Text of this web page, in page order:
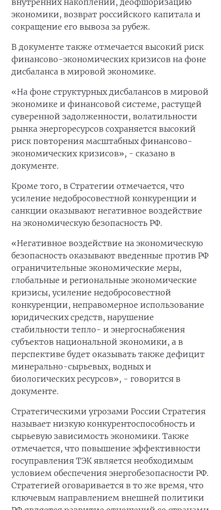
внутренних накоплений, деофшоризацию
экономики, возврат российского капитала и
сокращение его вывоза за рубеж.
В документе также отмечается высокий риск
финансово-экономических кризисов на фоне
дисбаланса в мировой экономике.
«На фоне структурных дисбалансов в мировой
экономике и финансовой системе, растущей
суверенной задолженности, волатильности
рынка энергоресурсов сохраняется высокий
риск повторения масштабных финансово-
экономических кризисов», - сказано в
документе.
Кроме того, в Стратегии отмечается, что
усиление недобросовестной конкуренции и
санкции оказывают негативное воздействие
на экономическую безопасность РФ.
«Негативное воздействие на экономическую
безопасность оказывают введенные против РФ
ограничительные экономические меры,
глобальные и региональные экономические
кризисы, усиление недобросовестной
конкуренции, неправомерное использование
юридических средств, нарушение
стабильности тепло- и энергоснабжения
субъектов национальной экономики, а в
перспективе будет оказывать также дефицит
минерально-сырьевых, водных и
биологических ресурсов», - говорится в
документе.
Стратегическими угрозами России Стратегия
называет низкую конкурентоспособность и
сырьевую зависимость экономики. Также
отмечается, что повышение эффективности
госуправления ТЭК является необходимым
условием обеспечения энергобезопасности РФ.
Стратегией оговаривается в то же время, что
ключевым направлением внешней политики